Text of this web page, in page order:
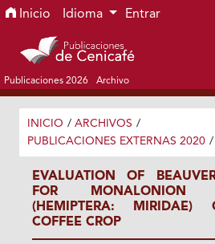
Ir al menú de navegación principal
Ir al contenido principal
Ir al pie de página del sitio
Inicio Idioma Entrar
Publicaciones 2026 Archivo
INICIO / ARCHIVOS /
PUBLICACIONES EXTERNAS 2020 /
EVALUATION OF
FOR MONALONION
(HEMIPTERA: MIRIDAE)
COFFEE CROP